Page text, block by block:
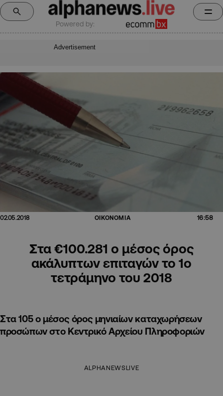
Powered by:
Advertisement
02.05.2018 ΟΙΚΟΝΟΜΙΑ 16:58
Στα €100.281 ο μέσος όρος
ακάλυπτων επιταγών το 1ο
τετράμηνο του 2018
Στα 105 ο μέσος όρος μηνιαίων καταχωρήσεων
προσώπων στο Κεντρικό Αρχείου Πληροφοριών
ALPHANEWSLIVE